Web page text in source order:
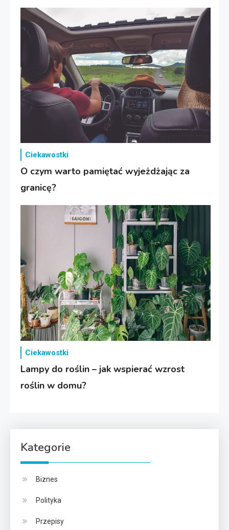
Ciekawostki
O czym warto pamiętać wyjeżdżając za
granicę?
Ciekawostki
Lampy do roślin – jak wspierać wzrost
roślin w domu?
Kategorie
Biznes
Polityka
Przepisy